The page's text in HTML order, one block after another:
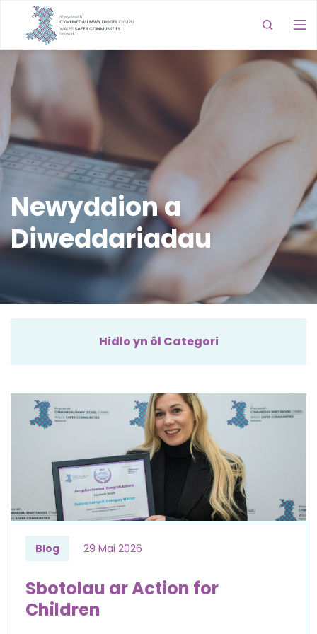
Newyddion a
Diweddariadau
Hidlo yn ôl Categori
Blog 29 Mai 2026
Sbotolau ar Action for
Children